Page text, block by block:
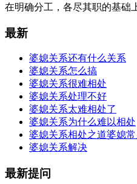
在明确分工，各尽其职的基础
最新
婆媳关系还有什么关系
婆媳关系怎么搞
婆媳关系很难相处
婆媳关系处理不好
婆媳关系太难相处了
婆媳关系为什么难以相处
婆媳关系相处之道婆媳
婆媳关系解决
最新提问